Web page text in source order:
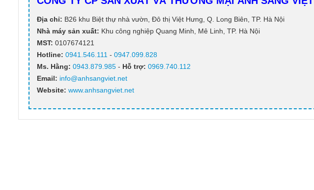
Địa chỉ: B26 khu Biệt thự nhà vườn, Đô thị Việt Hưng, Q. Long Biên, TP. Hà Nội
Nhà máy sản xuất: Khu công nghiệp Quang Minh, Mê Linh, TP. Hà Nội
MST: 0107674121
Hotline: 0941.546.111 - 0947.099.828​
Ms. Hằng: 0943.879.985 - Hỗ trợ: 0969.740.112
Email: info@anhsangviet.net
Website: www.anhsangviet.net
SMD phòng chống
cháy nổ 100W
3 chế độ màu